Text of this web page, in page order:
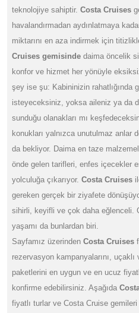
teknolojiye sahiptir. Costa Cruises
havalandırmadan aydınlatmaya
miktarını en aza indirmek için
Cruises gemisinde daima öncelik
konfor ve hizmet her yönüyle
şey ise şu: Kabininizin rahatlığında
isteyeceksiniz, yoksa aileniz ya da
sunduğu olanakları mı
konukları yalnızca unutulmaz anlar
da bekliyor. Daima en taze
önde gelen tarifleri, enfes içecekler
yolculuğa çıkarıyor. Costa Cruises
gereken gerçek bir ziyafete
sihirli, keyifli ve çok daha eğlenceli.
yaşamı da bunlardan biri.
Sayfamız üzerinden Costa Cruises
rezervasyon kampanyalarını,
paketlerini en uygun ve en ucuz
konfirme edebilirsiniz. Aşağıda
fiyatlı turlar ve Costa Cruise